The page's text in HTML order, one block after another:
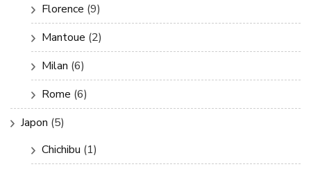
Florence (9)
Mantoue (2)
Milan (6)
Rome (6)
Japon (5)
Chichibu (1)